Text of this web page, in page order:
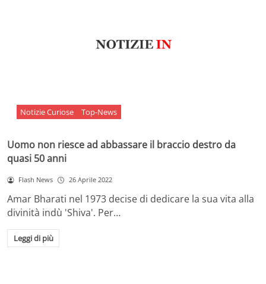
Notizie Curiose Top-News
Uomo non riesce ad abbassare il braccio destro da
quasi 50 anni
Flash News 26 Aprile 2022
Amar Bharati nel 1973 decise di dedicare la sua vita alla
divinità indù 'Shiva'. Per…
Leggi di più